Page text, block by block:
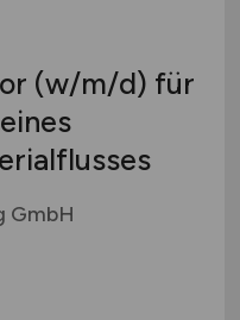
(w/m/d) für
GmbH